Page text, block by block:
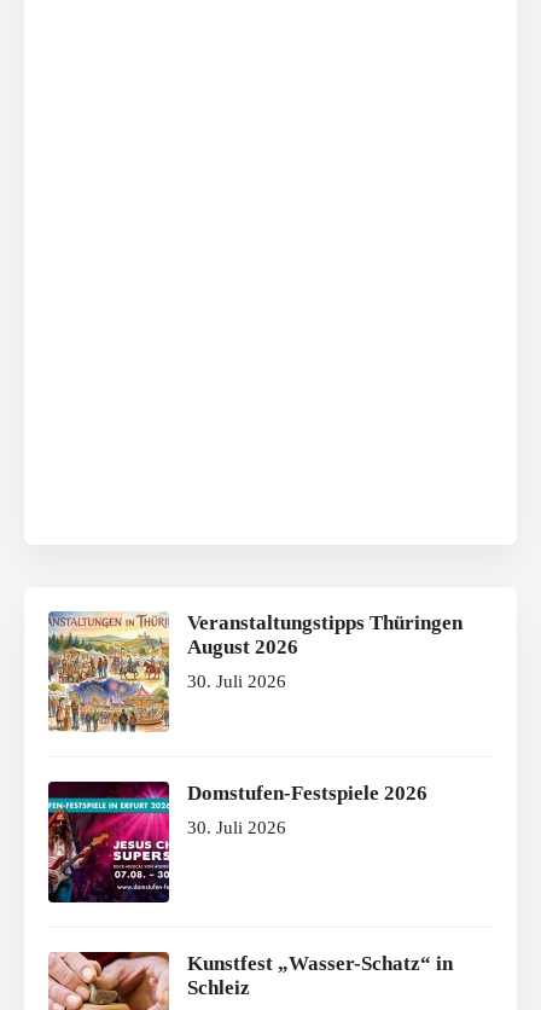
Veranstaltungstipps Thüringen
August 2026
30. Juli 2026
Domstufen-Festspiele 2026
30. Juli 2026
Kunstfest „Wasser-Schatz“ in
Schleiz